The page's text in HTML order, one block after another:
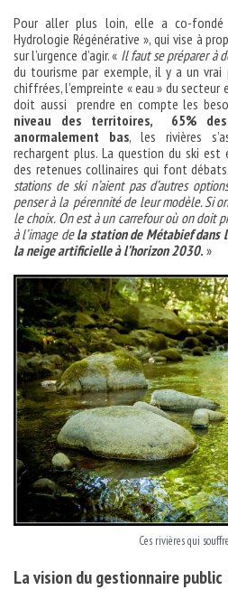
Pour aller plus loin, elle a co-fondé
Hydrologie Régénérative », qui vise à
sur l’urgence d’agir. « Il faut se préparer à
du tourisme par exemple, il y a un vrai
chiffrées, l’empreinte « eau » du secteur
doit aussi prendre en compte les
niveau des territoires, 65%
anormalement bas, les rivières
rechargent plus. La question du ski est
des retenues collinaires qui font
stations de ski n’aient pas d’autres
penser à la pérennité de leur modèle. Si
le choix. On est à un carrefour où on doit
à l’image dela station de Métabief dans
la neige artificielle à l’horizon 2030. »
Ces rivières qui
La vision du gestionnaire public